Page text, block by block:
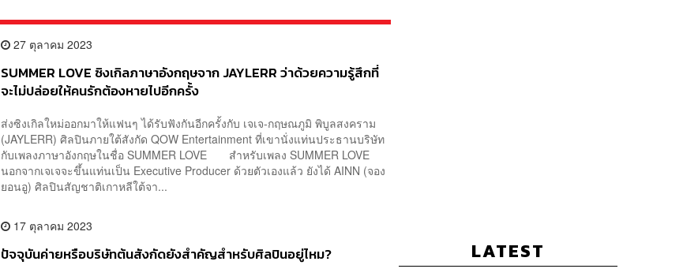
27 ตุลาคม 2023
SUMMER LOVE ซิงเกิลภาษาอังกฤษจาก JAYLERR ว่าด้วยความรู้สึกที่
จะไม่ปล่อยให้คนรักต้องหายไปอีกครั้ง
ส่งซิงเกิลใหม่ออกมาให้แฟนๆ ได้รับฟังกันอีกครั้งกับ เจเจ-กฤษณภูมิ พิบูลสงคราม
(JAYLERR) ศิลปินภายใต้สังกัด QOW Entertainment ที่เขานั่งแท่นประธานบริษัท
กับเพลงภาษาอังกฤษในชื่อ SUMMER LOVE สำหรับเพลง SUMMER LOVE
นอกจากเจเจจะขึ้นแท่นเป็น Executive Producer ด้วยตัวเองแล้ว ยังได้ AINN (จอง
ยอนอู) ศิลปินสัญชาติเกาหลีใต้จา...
17 ตุลาคม 2023
ปัจจุบันค่ายหรือบริษัทต้นสังกัดยังสำคัญสำหรับศิลปินอยู่ไหม? LATEST